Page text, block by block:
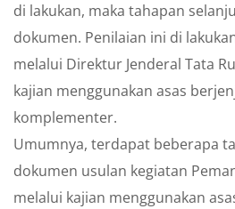
di lakukan, maka tahapan
dokumen. Penilaian ini di
melalui Direktur Jenderal Tata
kajian menggunakan asas
komplementer.
Umumnya, terdapat beberapa
dokumen usulan kegiatan
melalui kajian menggunakan